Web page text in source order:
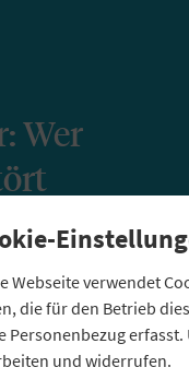
Wer
ist
ein
geben
Webseite verwendet
die für den Betrieb
Personenbezug
und widerrufen.